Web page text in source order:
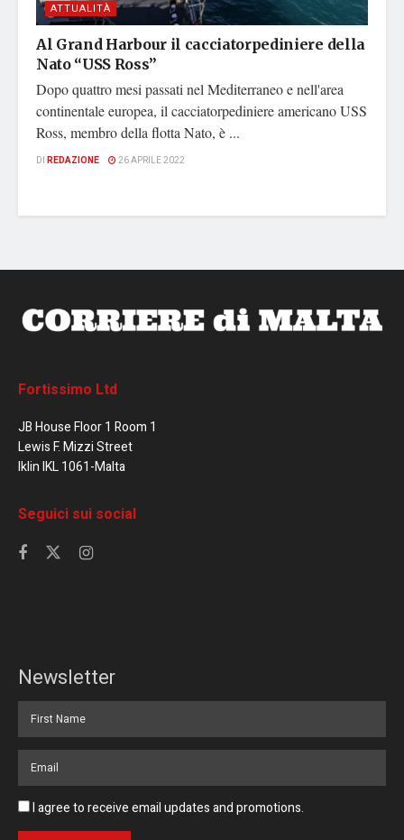
ATTUALITÀ
Al Grand Harbour il cacciatorpediniere della
Nato “USS Ross”
Dopo quattro mesi passati nel Mediterraneo e nell'area
continentale europea, il cacciatorpediniere americano USS
Ross, membro della flotta Nato, è ...
DI REDAZIONE 26 APRILE 2022
Fortissimo Ltd
JB House Floor 1 Room 1
Lewis F. Mizzi Street
Iklin IKL 1061-Malta
Seguici sui social
Newsletter
I agree to receive email updates and promotions.